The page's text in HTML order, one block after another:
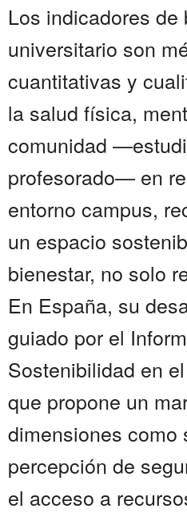
Los indicadores de
universitario son
cuantitativas y
la salud física,
comunidad
profesorado— en
entorno campus,
un espacio
bienestar, no solo
En España, su
guiado por el
Sostenibilidad en
que propone un
dimensiones como
percepción de
el acceso a